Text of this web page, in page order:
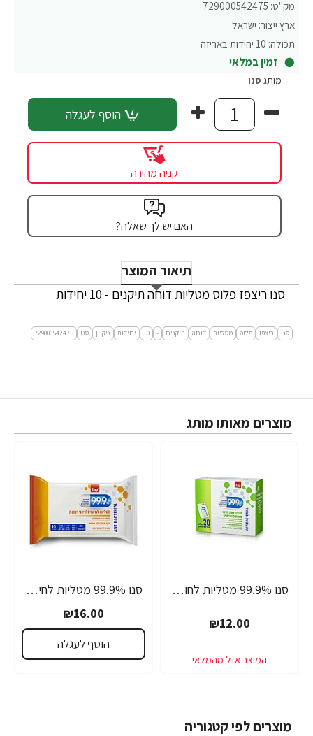
מק"ט: 729000542475
ארץ ייצור: ישראל
תכולה: 10 יחידות באריזה
זמין במלאי
מותג סנו
הוסף לעגלה
קניה מהירה
האם יש לך שאלה?
תיאור המוצר
סנו ריצפז פלוס מטליות דוחה תיקנים - 10 יחידות
סנו ריצפז פלוס מטליות דוחה תיקנים -
10 יחידות ניקיון סנו 729000542475
מוצרים מאותו מותג
סנו 99.9% מטליות לחות אישיות לחיטוי משטחים ואביזרים - 20 מגבונים
₪12.00
סנו 99.9% מטליות לחיטוי ולניקוי רצפות - 10 יחידות
₪16.00
הוסף לעגלה
מוצרים לפי קטגוריה